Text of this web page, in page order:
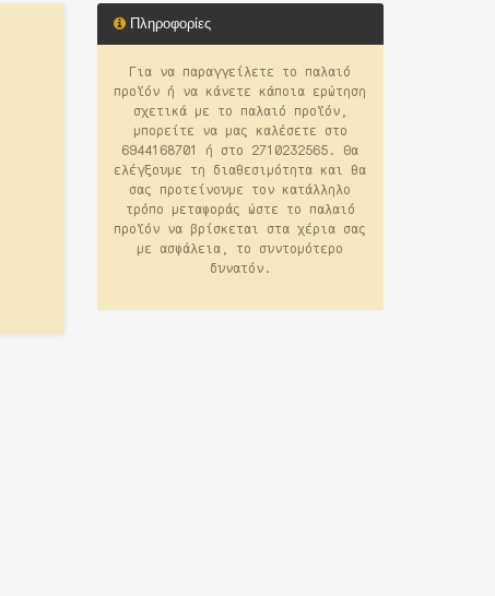
Πληροφορίες
Για να παραγγείλετε το παλαιό
προϊόν ή να κάνετε κάποια ερώτηση
σχετικά με το παλαιό προϊόν,
μπορείτε να μας καλέσετε στο
6944168701 ή στο 2710232565. Θα
ελέγξουμε τη διαθεσιμότητα και θα
σας προτείνουμε τον κατάλληλο
τρόπο μεταφοράς ώστε το παλαιό
προϊόν να βρίσκεται στα χέρια σας
με ασφάλεια, το συντομότερο
δυνατόν.